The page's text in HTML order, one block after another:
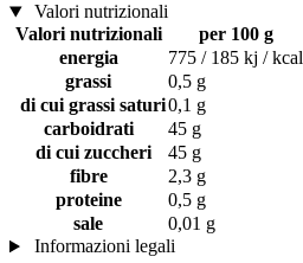
Valori nutrizionali
Valori nutrizionali
per 100 g
energia
775 / 185 kj / kcal
grassi
0,5 g
di cui grassi saturi0,1 g
carboidrati
45 g
di cui zuccheri
45 g
fibre
2,3 g
proteine
0,5 g
sale
0,01 g
Informazioni legali